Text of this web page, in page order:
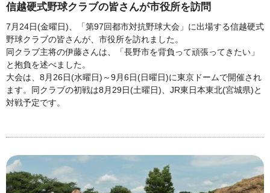
信越硬式野球クラブの皆さんが市役所を訪問
7月24日(金曜日)、「第97回都市対抗野球大会」に出場する信越硬式
野球クラブの皆さんが、市役所を訪れました。
同クラブ主将の伊藤さんは、「長野市を背負って頑張ってきたい」
と抱負を述べました。
大会は、8月26日(水曜日)～9月6日(日曜日)に東京ドームで開催され
ます。同クラブの初戦は8月29日(土曜日)、JR東日本東北(宮城県)と
対戦予定です。